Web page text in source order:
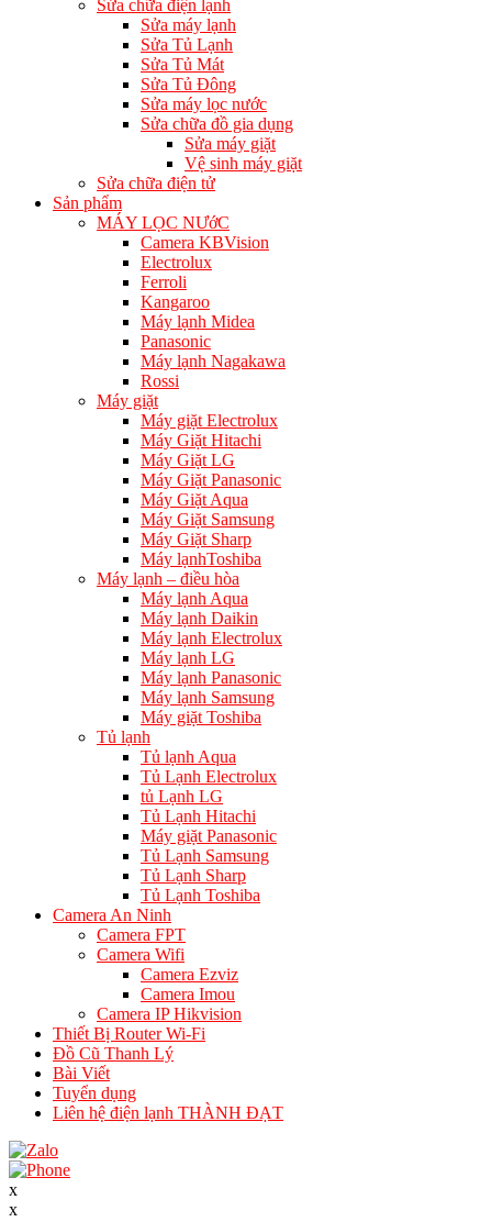
Sửa chữa điện lạnh
Sửa máy lạnh
Sửa Tủ Lạnh
Sửa Tủ Mát
Sửa Tủ Đông
Sửa máy lọc nước
Sửa chữa đồ gia dụng
Sửa máy giặt
Vệ sinh máy giặt
Sửa chữa điện tử
Sản phẩm
MÁY LỌC NƯớC
Camera KBVision
Electrolux
Ferroli
Kangaroo
Máy lạnh Midea
Panasonic
Máy lạnh Nagakawa
Rossi
Máy giặt
Máy giặt Electrolux
Máy Giặt Hitachi
Máy Giặt LG
Máy Giặt Panasonic
Máy Giặt Aqua
Máy Giặt Samsung
Máy Giặt Sharp
Máy lạnhToshiba
Máy lạnh – điều hòa
Máy lạnh Aqua
Máy lạnh Daikin
Máy lạnh Electrolux
Máy lạnh LG
Máy lạnh Panasonic
Máy lạnh Samsung
Máy giặt Toshiba
Tủ lạnh
Tủ lạnh Aqua
Tủ Lạnh Electrolux
tủ Lạnh LG
Tủ Lạnh Hitachi
Máy giặt Panasonic
Tủ Lạnh Samsung
Tủ Lạnh Sharp
Tủ Lạnh Toshiba
Camera An Ninh
Camera FPT
Camera Wifi
Camera Ezviz
Camera Imou
Camera IP Hikvision
Thiết Bị Router Wi-Fi
Đồ Cũ Thanh Lý
Bài Viết
Tuyển dụng
Liên hệ điện lạnh THÀNH ĐẠT
x
x